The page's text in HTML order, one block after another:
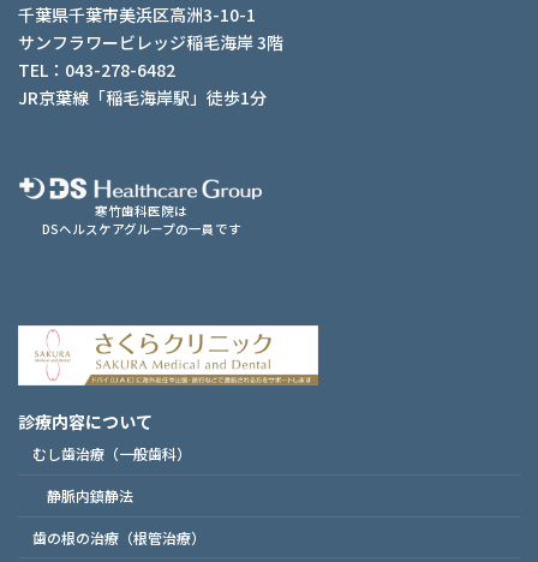
千葉県千葉市美浜区高洲3-10-1
サンフラワービレッジ稲毛海岸 3階
TEL：043-278-6482
JR京葉線「稲毛海岸駅」徒歩1分
寒竹歯科医院は
DSヘルスケアグループの一員です
診療内容について
むし歯治療（一般歯科）
静脈内鎮静法
歯の根の治療（根管治療）